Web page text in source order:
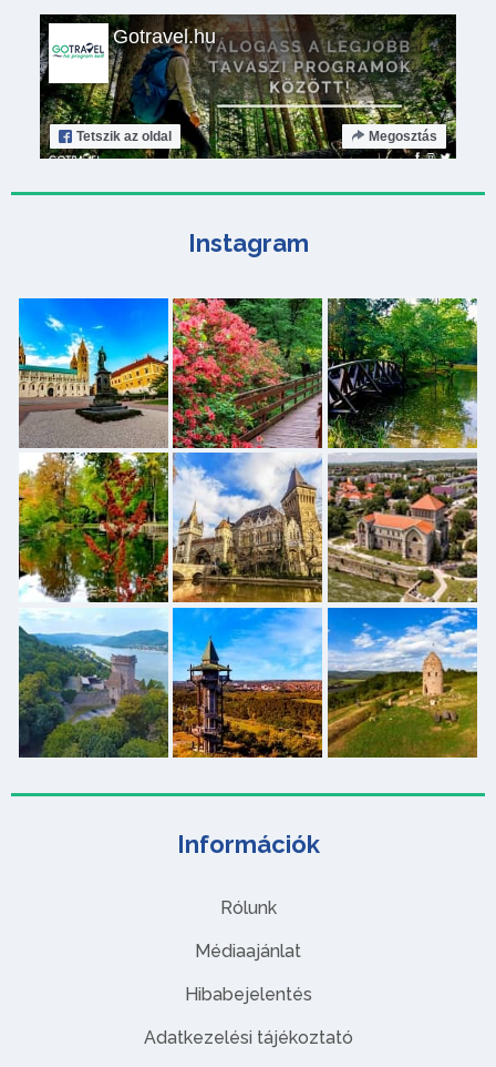
Információk
Rólunk
Médiaajánlat
Hibabejelentés
Adatkezelési tájékoztató
Gotravel.hu
Tetszik az oldal Megosztás
Instagram